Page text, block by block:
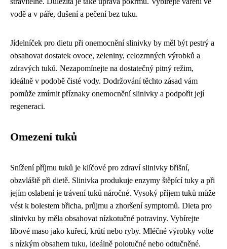
vodě a v páře, dušení a pečení bez tuku.
Jídelníček pro dietu při onemocnění slinivky by měl být pestrý a
obsahovat dostatek ovoce, zeleniny, celozrnných výrobků a
zdravých tuků. Nezapomínejte na dostatečný pitný režim,
ideálně v podobě čisté vody. Dodržování těchto zásad vám
pomůže zmírnit příznaky onemocnění slinivky a podpořit její
regeneraci.
Omezení tuků
Snížení příjmu tuků je klíčové pro zdraví slinivky břišní,
obzvláště při dietě. Slinivka produkuje enzymy štěpící tuky a při
jejím oslabení je trávení tuků náročné. Vysoký příjem tuků může
vést k bolestem břicha, průjmu a zhoršení symptomů. Dieta pro
slinivku by měla obsahovat nízkotučné potraviny. Vybírejte
libové maso jako kuřecí, krůtí nebo ryby. Mléčné výrobky volte
s nízkým obsahem tuku, ideálně polotučné nebo odtučněné.